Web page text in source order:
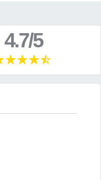
4.7/5